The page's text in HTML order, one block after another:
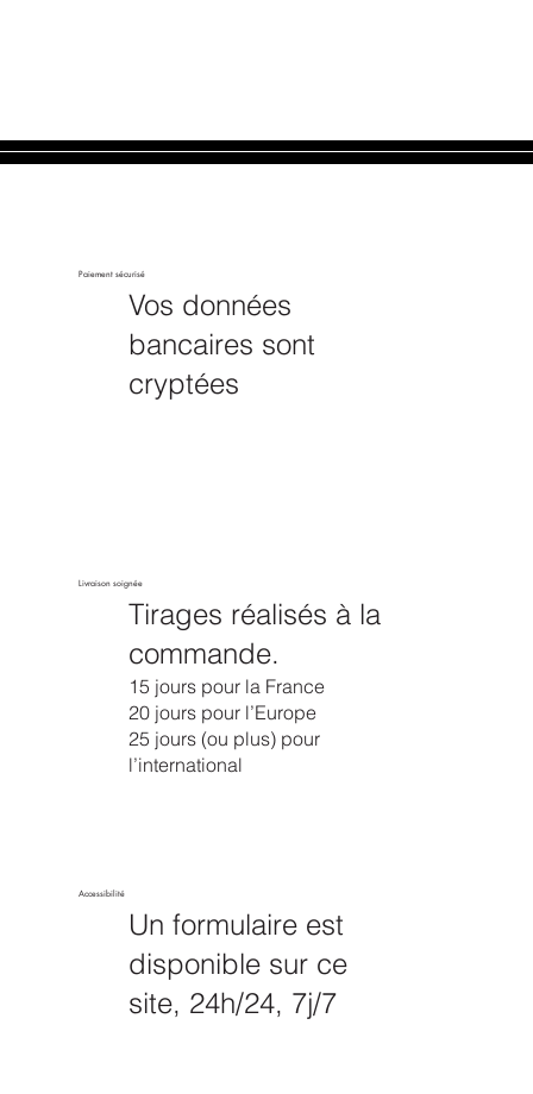
Paiement sécurisé
Vos données
bancaires sont
cryptées
Livraison soignée
Tirages réalisés à la
commande.
15 jours pour la France
20 jours pour l’Europe
25 jours (ou plus) pour
l’international
Accessibilité
Un formulaire est
disponible sur ce
site, 24h/24, 7j/7